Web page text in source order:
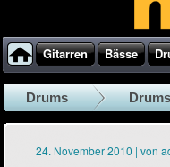
Gitarren Bässe
Drums
24. November 2010 | von